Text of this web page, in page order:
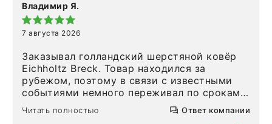
Владимир Я.
7 августа 2026
Заказывал голландский шерстяной ковёр
Eichholtz Breck. Товар находился за
рубежом, поэтому в связи с известными
событиями немного переживал по срокам.
Но homeadore привезли ровно в
определенное в договоре время, без
Читать полностью Ответ компании